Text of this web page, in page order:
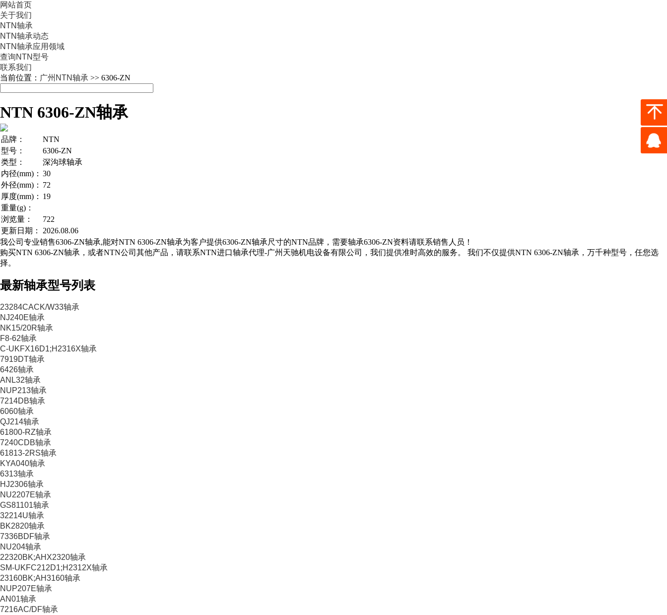
网站首页
关于我们
NTN轴承
NTN轴承动态
NTN轴承应用领域
查询NTN型号
联系我们
当前位置： 广州NTN轴承 >> 6306-ZN
NTN 6306-ZN轴承
品牌：
NTN
型号：
6306-ZN
类型：
深沟球轴承
内径(mm)： 30
外径(mm)： 72
厚度(mm)： 19
重量(g)：
浏览量：
722
更新日期：
2026.08.06
我公司专业销售6306-ZN轴承,能对NTN 6306-ZN轴承为客户提供6306-ZN轴承尺寸的NTN品牌，需要轴承6306-ZN资料请联系销售人员！
购买NTN 6306-ZN轴承，或者NTN公司其他产品，请联系NTN进口轴承代理-广州天驰机电设备有限公司，我们提供准时高效的服务。 我们不仅提供NTN 6306-ZN轴承，万千种型号，任您选
择。
最新轴承型号列表
23284CACK/W33轴承
NJ240E轴承
NK15/20R轴承
F8-62轴承
C-UKFX16D1;H2316X轴承
7919DT轴承
6426轴承
ANL32轴承
NUP213轴承
7214DB轴承
6060轴承
QJ214轴承
61800-RZ轴承
7240CDB轴承
61813-2RS轴承
KYA040轴承
6313轴承
HJ2306轴承
NU2207E轴承
GS81101轴承
32214U轴承
BK2820轴承
7336BDF轴承
NU204轴承
22320BK;AHX2320轴承
SM-UKFC212D1;H2312X轴承
23160BK;AH3160轴承
NUP207E轴承
AN01轴承
7216AC/DF轴承